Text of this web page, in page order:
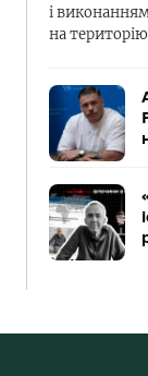
і виконанням
на